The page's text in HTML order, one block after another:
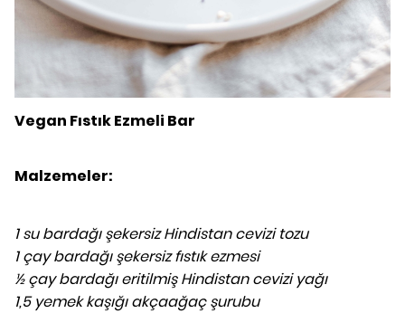
Vegan Fıstık Ezmeli Bar
Malzemeler:
1 su bardağı şekersiz Hindistan cevizi tozu
1 çay bardağı şekersiz fıstık ezmesi
½ çay bardağı eritilmiş Hindistan cevizi yağı
1,5 yemek kaşığı akçaağaç şurubu